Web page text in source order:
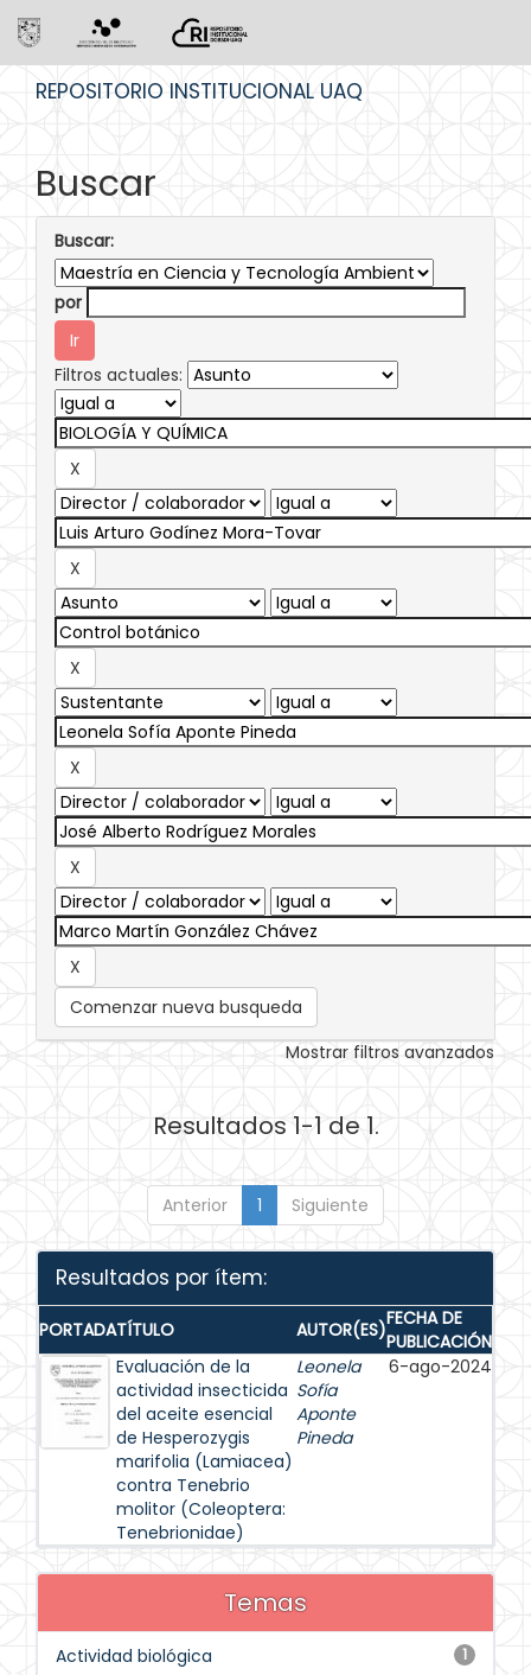
REPOSITORIO INSTITUCIONAL UAQ
Buscar
Buscar:
por
Filtros actuales:
Comenzar nueva busqueda
Mostrar filtros avanzados
Resultados 1-1 de 1.
Anterior 1 Siguiente
Resultados por ítem:
PORTADATÍTULO AUTOR(ES)FECHA DE
PUBLICACIÓN
Evaluación de la
actividad insecticida
del aceite esencial
de Hesperozygis
marifolia (Lamiacea)
contra Tenebrio
molitor (Coleoptera:
Tenebrionidae)
Leonela
Sofía
Aponte
Pineda
6-ago-2024
Temas
1
Actividad biológica